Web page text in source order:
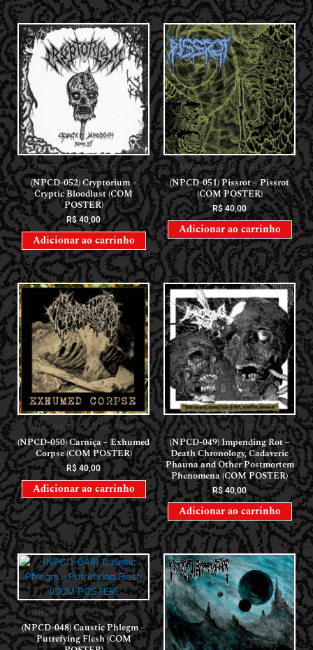
LANÇAMENTOS // RELEASES
(NPCD-052) Cryptorium –
Cryptic Bloodlust (COM
POSTER)
R$40,00
Adicionar ao carrinho
LANÇAMENTOS // RELEASES
(NPCD-051) Pissrot – Pissrot
(COM POSTER)
R$40,00
Adicionar ao carrinho
LANÇAMENTOS // RELEASES
(NPCD-050) Carniça – Exhumed
Corpse (COM POSTER)
R$40,00
Adicionar ao carrinho
LANÇAMENTOS // RELEASES
(NPCD-049) Impending Rot –
Death Chronology, Cadaveric
Phauna and Other Postmortem
Phenomena (COM POSTER)
R$40,00
Adicionar ao carrinho
LANÇAMENTOS // RELEASES
(NPCD-048) Caustic Phlegm –
Putrefying Flesh (COM